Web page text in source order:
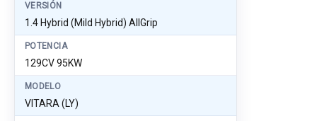
VERSIÓN
1.4 Hybrid (Mild Hybrid) AllGrip
POTENCIA
129CV 95KW
MODELO
VITARA (LY)